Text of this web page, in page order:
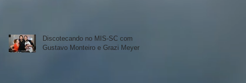
Discotecando no MIS-SC com
Gustavo Monteiro e Grazi Meyer